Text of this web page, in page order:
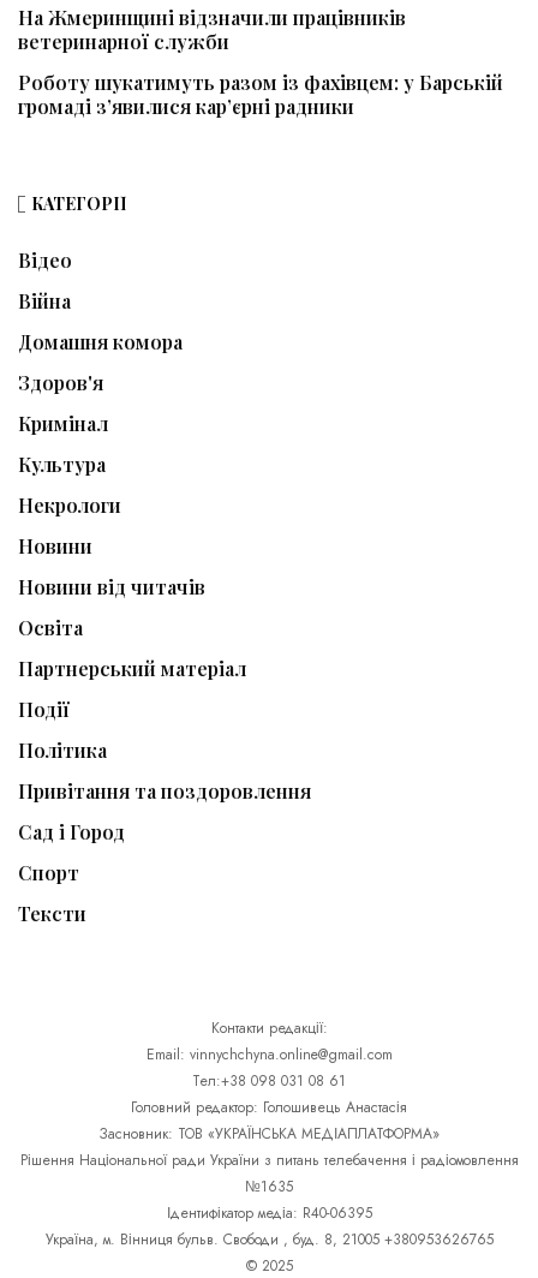
На Жмеринщині відзначили працівників
ветеринарної служби
Роботу шукатимуть разом із фахівцем: у Барській
громаді з’явилися кар’єрні радники
КАТЕГОРІЇ
Відео
Війна
Домашня комора
Здоров'я
Кримінал
Культура
Некрологи
Новини
Новини від читачів
Освіта
Партнерський матеріал
Події
Політика
Привітання та поздоровлення
Сад і Город
Спорт
Тексти
Контакти редакції:
Email: vinnychchyna.online@gmail.com
Тел:+38 098 031 08 61
Головний редактор: Голошивець Анастасія
Засновник: ТОВ «УКРАЇНСЬКА МЕДІАПЛАТФОРМА»
Рішення Національної ради України з питань телебачення і радіомовлення
№1635
Ідентифікатор медіа: R40-06395
Україна, м. Вінниця бульв. Свободи , буд. 8, 21005 +380953626765
© 2025